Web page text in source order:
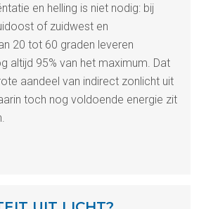
en helling is niet nodig: bij
of zuidwest en
20 tot 60 graden leveren
altijd 95% van het maximum. Dat
aandeel van indirect zonlicht uit
toch nog voldoende energie zit